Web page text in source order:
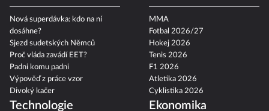
Nová superdávka: kdo na ní
dosáhne?
Sjezd sudetských Němců
Proč vláda zavádí EET?
Padni komu padni
Výpověď z práce vzor
Divoký kačer
MMA
Fotbal 2026/27
Hokej 2026
Tenis 2026
F1 2026
Atletika 2026
Cyklistika 2026
Technologie Ekonomika